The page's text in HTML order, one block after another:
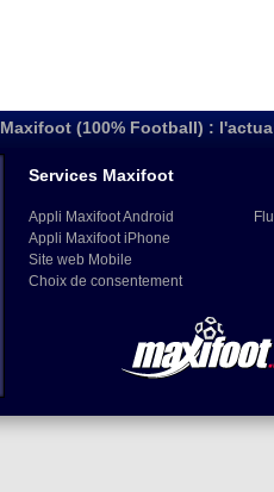
Maxifoot (100% Football) :
Services Maxifoot
Appli Maxifoot Android
Appli Maxifoot iPhone
Site web Mobile
Choix de consentement